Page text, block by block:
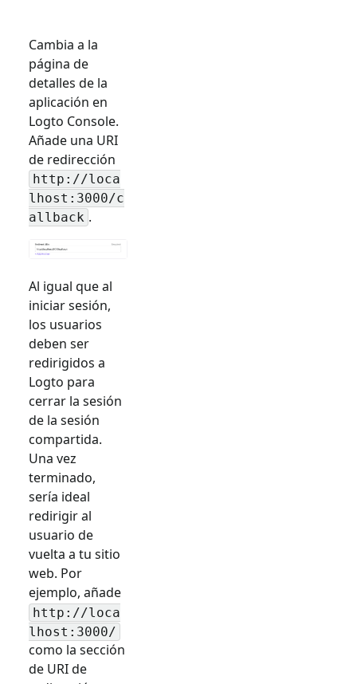
Cambia a la
página de
detalles de la
aplicación en
Logto Console.
Añade una URI
de redirección
http://loca
lhost:3000/c
allback .
Al igual que al
iniciar sesión,
los usuarios
deben ser
redirigidos a
Logto para
cerrar la sesión
de la sesión
compartida.
Una vez
terminado,
sería ideal
redirigir al
usuario de
vuelta a tu sitio
web. Por
ejemplo, añade
http://loca
lhost:3000/
como la sección
de URI de